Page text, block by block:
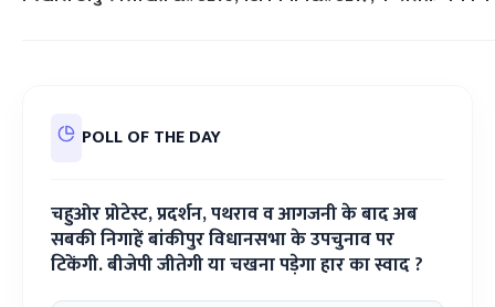
POLL OF THE DAY
चहुओर प्रोटेस्ट, प्रदर्शन, पथराव व आगजनी के बाद अब
सबकी निगाहें बांकीपुर विधानसभा के उपचुनाव पर
टिकेंगी. बीजेपी जीतेगी या चखना पड़ेगा हार का स्वाद ?